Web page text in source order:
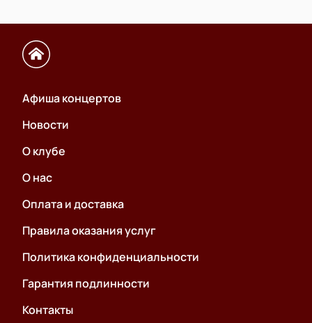
Афиша концертов
Новости
О клубе
О нас
Оплата и доставка
Правила оказания услуг
Политика конфиденциальности
Гарантия подлинности
Контакты